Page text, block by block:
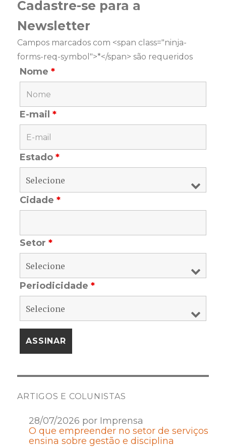
Cadastre-se para a
Newsletter
Campos marcados com <span class="ninja-
forms-req-symbol">*</span> são requeridos
Nome*
E-mail*
Estado*
Cidade*
Setor*
Periodicidade*
ARTIGOS E COLUNISTAS
28/07/2026 por Imprensa
O que empreender no setor de serviços
ensina sobre gestão e disciplina